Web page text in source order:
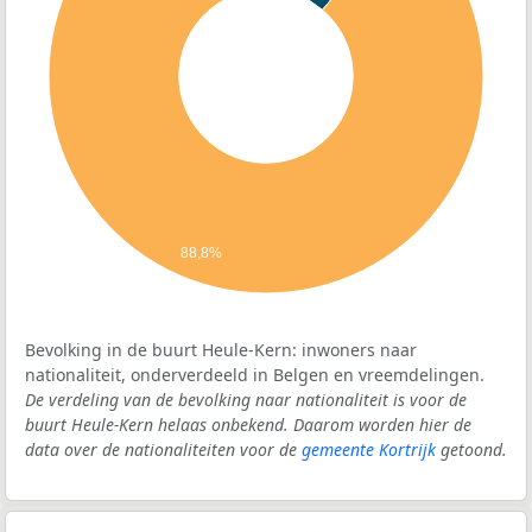
88,8%
Bevolking in de buurt Heule-Kern: inwoners naar
nationaliteit, onderverdeeld in Belgen en vreemdelingen.
De verdeling van de bevolking naar nationaliteit is voor de
buurt Heule-Kern helaas onbekend. Daarom worden hier de
data over de nationaliteiten voor de gemeente Kortrijk getoond.